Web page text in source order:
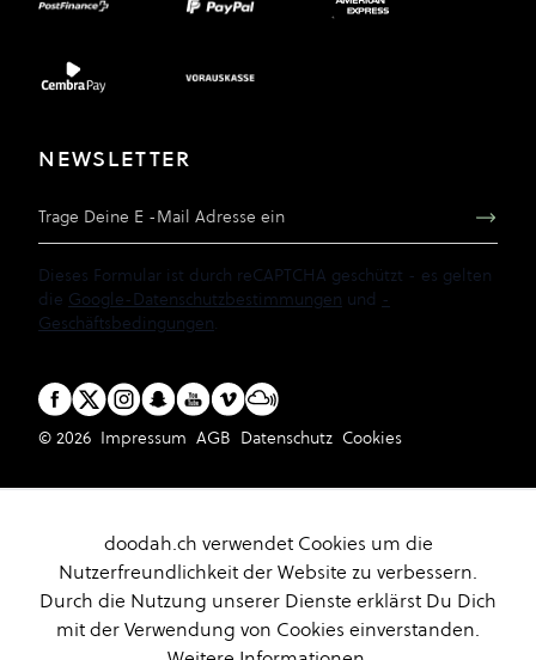
NEWSLETTER
Dieses Formular ist durch reCAPTCHA geschützt - es gelten
die Google-Datenschutzbestimmungen und -
Geschäftsbedingungen.
© 2026 Impressum AGB Datenschutz Cookies
doodah.ch verwendet Cookies um die
Nutzerfreundlichkeit der Website zu verbessern.
Durch die Nutzung unserer Dienste erklärst Du Dich
mit der Verwendung von Cookies einverstanden.